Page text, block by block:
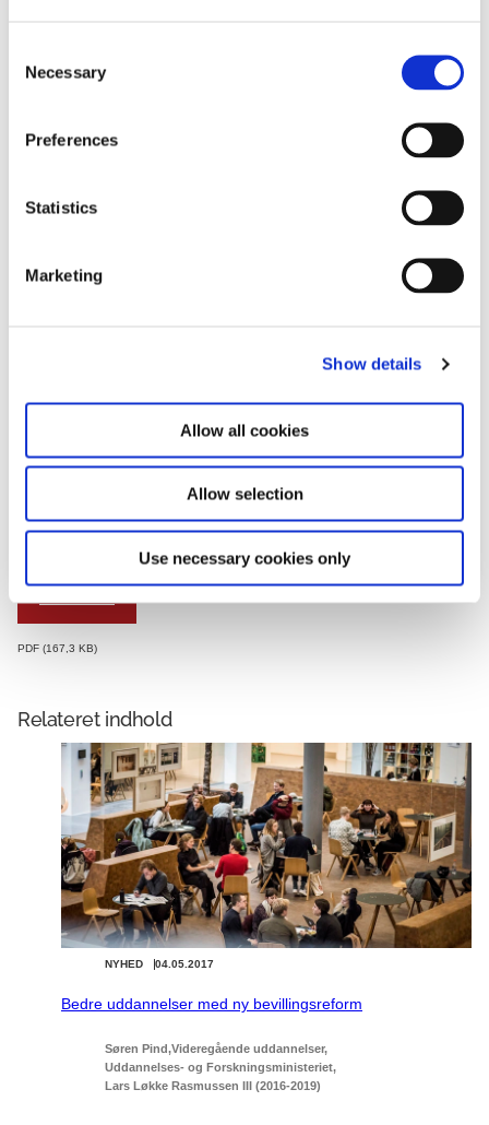
Necessary
Preferences
Statistics
Marketing
Show details
Allow all cookies
Allow selection
Use necessary cookies only
PDF 167,3 KB
Relateret indhold
04.05.2017
NYHED
Bedre uddannelser med ny bevillingsreform
Søren Pind Videregående uddannelser
Uddannelses- og Forskningsministeriet
Lars Løkke Rasmussen III (2016-2019)